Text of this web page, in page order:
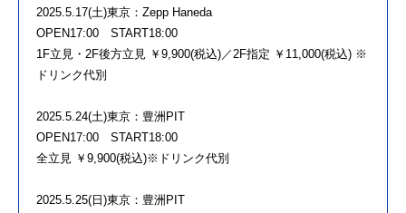
2025.5.17(土)東京：Zepp Haneda
OPEN17:00 START18:00
1F立見・2F後方立見 ￥9,900(税込)／2F指定 ￥11,000(税込) ※
ドリンク代別
2025.5.24(土)東京：豊洲PIT
OPEN17:00 START18:00
全立見 ￥9,900(税込)※ドリンク代別
2025.5.25(日)東京：豊洲PIT